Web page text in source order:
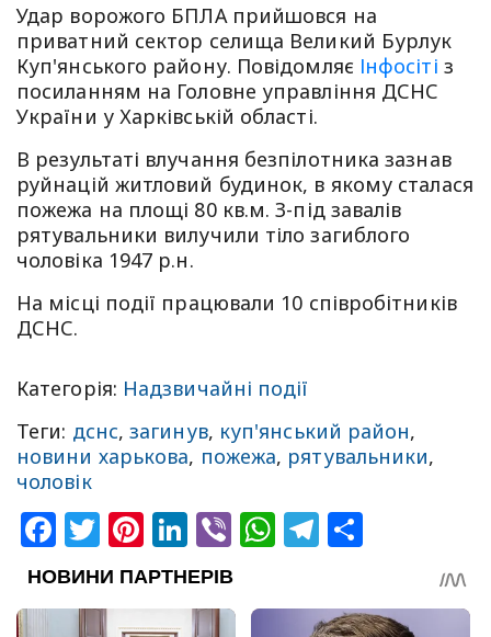
Удар ворожого БПЛА прийшовся на
приватний сектор селища Великий Бурлук
Куп'янського району. Повідомляє Інфосіті з
посиланням на Головне управління ДСНС
України у Харківській області.
В результаті влучання безпілотника зазнав
руйнацій житловий будинок, в якому сталася
пожежа на площі 80 кв.м. З-під завалів
рятувальники вилучили тіло загиблого
чоловіка 1947 р.н.
На місці події працювали 10 співробітників
ДСНС.
Категорія: Надзвичайні події
Теги: дснс,загинув, куп'янський район,
новини харькова, пожежа, рятувальники,
чоловік
Facebook
Twitter
Pinterest
LinkedIn
ViberWhatsApp
Telegram